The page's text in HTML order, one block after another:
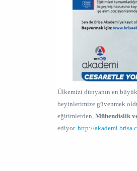
Ülkemizi dünyanın en
beyinlerimize güvenmek
eğitimlerden, Mühendislik
ediyor. http://